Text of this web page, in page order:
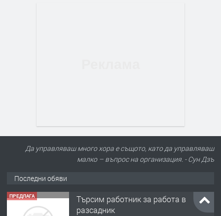
Да управляваш много хора е същото, като да управляваш
малко – въпрос на организация. - Сун Дзъ
Последни обяви
ПРЕДЛАГА
Търсим работник за работа в
разсадник